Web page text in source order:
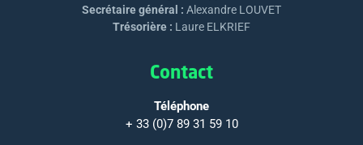
Secrétaire général : Alexandre LOUVET
Trésorière : Laure ELKRIEF
Contact
Téléphone
+ 33 (0)7 89 31 59 10